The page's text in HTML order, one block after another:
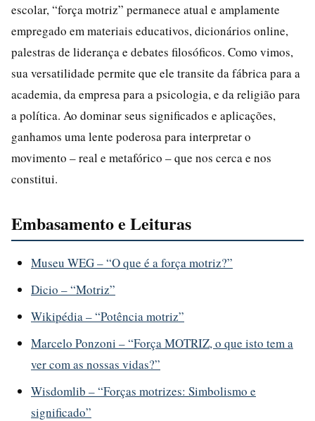
escolar, “força motriz” permanece atual e amplamente
empregado em materiais educativos, dicionários online,
palestras de liderança e debates filosóficos. Como vimos,
sua versatilidade permite que ele transite da fábrica para a
academia, da empresa para a psicologia, e da religião para
a política. Ao dominar seus significados e aplicações,
ganhamos uma lente poderosa para interpretar o
movimento – real e metafórico – que nos cerca e nos
constitui.
Embasamento e Leituras
Museu WEG – “O que é a força motriz?”
Dicio – “Motriz”
Wikipédia – “Potência motriz”
Marcelo Ponzoni – “Força MOTRIZ, o que isto tem a
ver com as nossas vidas?”
Wisdomlib – “Forças motrizes: Simbolismo e
significado”